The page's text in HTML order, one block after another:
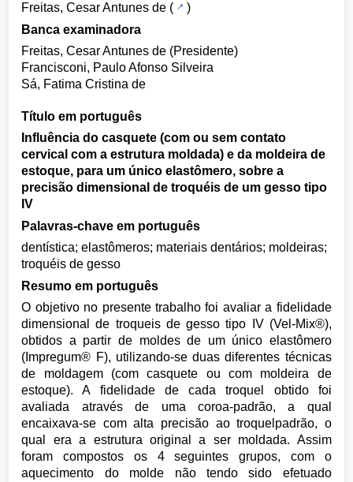
Freitas, Cesar Antunes de (
)
Banca examinadora
Freitas, Cesar Antunes de (Presidente)
Francisconi, Paulo Afonso Silveira
Sá, Fatima Cristina de
Título em português
Influência do casquete (com ou sem contato
cervical com a estrutura moldada) e da moldeira de
estoque, para um único elastômero, sobre a
precisão dimensional de troquéis de um gesso tipo
IV
Palavras-chave em português
dentística; elastômeros; materiais dentários; moldeiras;
troquéis de gesso
Resumo em português
O objetivo no presente trabalho foi avaliar a fidelidade
dimensional de troqueis de gesso tipo IV (Vel-Mix®),
obtidos a partir de moldes de um único elastômero
(Impregum® F), utilizando-se duas diferentes técnicas
de moldagem (com casquete ou com moldeira de
estoque). A fidelidade de cada troquel obtido foi
avaliada através de uma coroa-padrão, a qual
encaixava-se com alta precisão ao troquelpadrão, o
qual era a estrutura original a ser moldada. Assim
foram compostos os 4 seguintes grupos, com o
aquecimento do molde não tendo sido efetuado